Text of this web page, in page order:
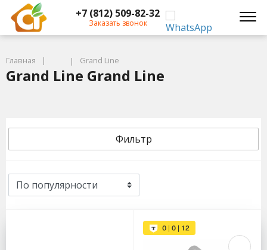
+7 (812) 509-82-32
Заказать звонок
Главная Grand Line
Grand Line Grand Line
Фильтр